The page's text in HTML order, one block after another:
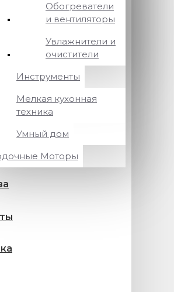
Обогреватели
и вентиляторы
Увлажнители и
очистители
Инструменты
Мелкая кухонная
техника
Умный дом
Моторы